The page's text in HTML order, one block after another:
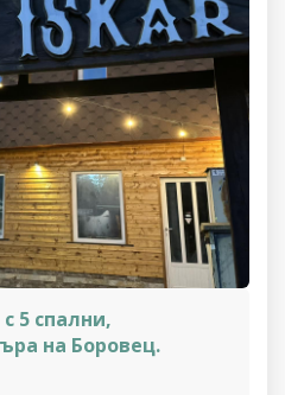
5 спални,
на Боровец.